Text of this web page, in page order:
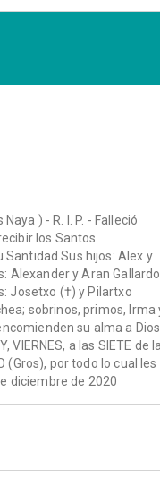
) - R. I. P. - Falleció
los Santos
Sus hijos: Alex y
Alexander y Aran
Josetxo (†) y Pilartxo
sobrinos, primos, Irma
su alma a
a las SIETE de la
(Gros), por todo lo cual les
diciembre de 2020